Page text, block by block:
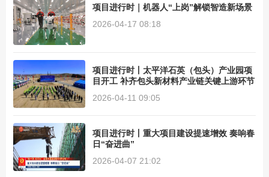
项目进行时｜机器人“上岗”解锁智造新场景
2026-04-17 08:18
项目进行时丨太平洋石英（包头）产业园项
目开工 补齐包头新材料产业链关键上游环节
2026-04-11 09:05
项目进行时丨重大项目建设提速增效 奏响春
日“奋进曲”
2026-04-07 21:02